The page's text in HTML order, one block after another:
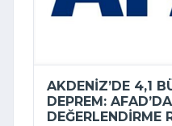
AKDENIZ’DE 4,1
DEPREM:
DEĞERLENDIRME